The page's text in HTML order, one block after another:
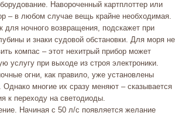
Навороченный картплоттер или
– в любом случае вещь крайне необходимая.
для ночного возвращения, подскажет при
и знаки судовой обстановки. Для моря не
компас – этот нехитрый прибор может
услугу при выходе из строя электроники.
огни, как правило, уже установлены
Однако многие их сразу меняют – сказывается
к переходу на светодиоды.
Начиная с 50 л/с появляется желание